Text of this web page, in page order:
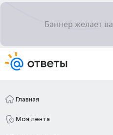
Главная
Моя лента